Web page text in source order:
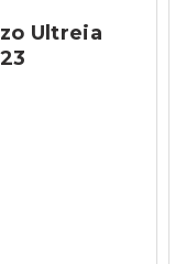
Ultreia